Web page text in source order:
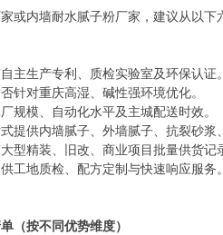
或内墙耐水腻子粉厂家，建议从以下
主生产专利、质检实验室及环保认证。
针对重庆高湿、碱性强环境优化。
规模、自动化水平及主城配送时效。
提供内墙腻子、外墙腻子、抗裂砂浆
型精装、旧改、商业项目批量供货记
工地质检、配方定制与快速响应服务。
（按不同优势维度）